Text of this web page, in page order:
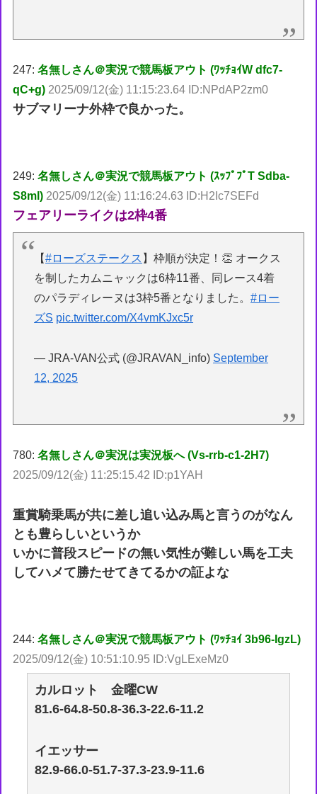
247:名無しさん＠実況で競馬板アウト (ﾜｯﾁｮｲW dfc7-
qC+g) 2025/09/12(金) 11:15:23.64 ID:NPdAP2zm0
サブマリーナ外枠で良かった。
249:名無しさん＠実況で競馬板アウト (ｽｯﾌﾟﾌﾟT Sdba-
S8ml) 2025/09/12(金) 11:16:24.63 ID:H2Ic7SEFd
フェアリーライクは2枠4番
【#ローズステークス 】枠順が決定！👏 オークス
を制したカムニャックは6枠11番、同レース4着
のパラディレーヌは3枠5番となりました。#ロー
ズS pic.twitter.com/X4vmKJxc5r
— JRA-VAN公式 (@JRAVAN_info) September
12, 2025
780:名無しさん＠実況は実況板へ (Vs-rrb-c1-2H7)
2025/09/12(金) 11:25:15.42 ID:p1YAH
重賞騎乗馬が共に差し追い込み馬と言うのがなん
とも豊らしいというか
いかに普段スピードの無い気性が難しい馬を工夫
してハメて勝たせてきてるかの証よな
244:名無しさん＠実況で競馬板アウト (ﾜｯﾁｮｲ 3b96-IgzL)
2025/09/12(金) 10:51:10.95 ID:VgLExeMz0
カルロット 金曜CW
81.6-64.8-50.8-36.3-22.6-11.2
イエッサー
82.9-66.0-51.7-37.3-23.9-11.6